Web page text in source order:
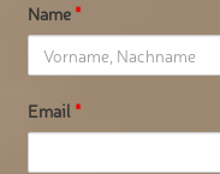
Name *
Email *